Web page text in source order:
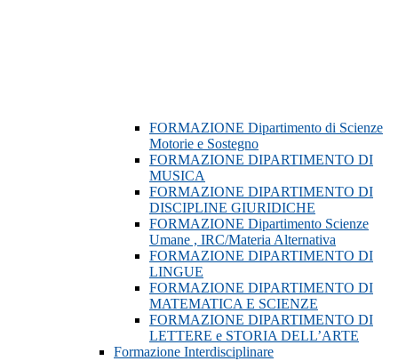
FORMAZIONE Dipartimento di Scienze
Motorie e Sostegno
FORMAZIONE DIPARTIMENTO DI
MUSICA
FORMAZIONE DIPARTIMENTO DI
DISCIPLINE GIURIDICHE
FORMAZIONE Dipartimento Scienze
Umane , IRC/Materia Alternativa
FORMAZIONE DIPARTIMENTO DI
LINGUE
FORMAZIONE DIPARTIMENTO DI
MATEMATICA E SCIENZE
FORMAZIONE DIPARTIMENTO DI
LETTERE e STORIA DELL’ARTE
Formazione Interdisciplinare